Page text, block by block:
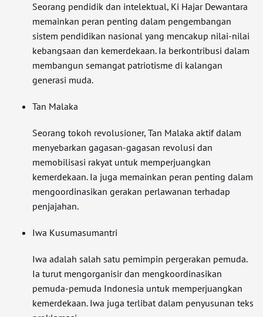
Seorang pendidik dan intelektual, Ki Hajar Dewantara
memainkan peran penting dalam pengembangan
sistem pendidikan nasional yang mencakup nilai-nilai
kebangsaan dan kemerdekaan. Ia berkontribusi dalam
membangun semangat patriotisme di kalangan
generasi muda.
Tan Malaka
Seorang tokoh revolusioner, Tan Malaka aktif dalam
menyebarkan gagasan-gagasan revolusi dan
memobilisasi rakyat untuk memperjuangkan
kemerdekaan. Ia juga memainkan peran penting dalam
mengoordinasikan gerakan perlawanan terhadap
penjajahan.
Iwa Kusumasumantri
Iwa adalah salah satu pemimpin pergerakan pemuda.
Ia turut mengorganisir dan mengkoordinasikan
pemuda-pemuda Indonesia untuk memperjuangkan
kemerdekaan. Iwa juga terlibat dalam penyusunan teks